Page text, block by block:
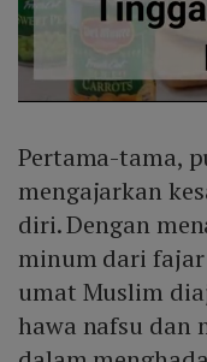
Pertama-tama,
mengajarkan
diri. Dengan
minum dari
umat Muslim
hawa nafsu dan